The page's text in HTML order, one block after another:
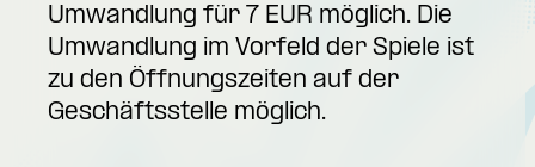
Umwandlung für 7 EUR möglich. Die
Umwandlung im Vorfeld der Spiele ist
zu den Öffnungszeiten auf der
Geschäftsstelle möglich.